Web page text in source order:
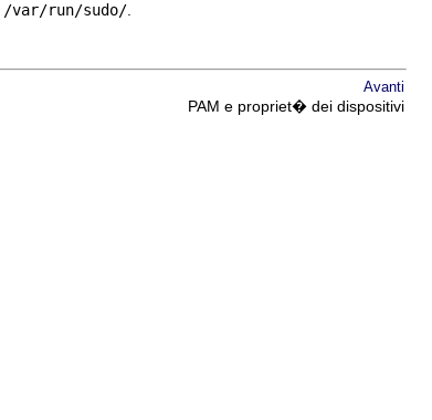
/var/run/sudo/
Avanti
PAM e propriet� dei dispositivi